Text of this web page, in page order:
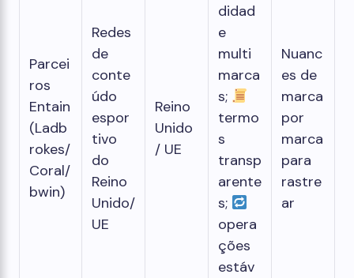
Parcei
ros
Entain
(Ladb
rokes/
Coral/
bwin)
Redes
de
conte
údo
espor
tivo
do
Reino
Unido/
UE
Reino
Unido
/ UE
didad
e
multi
marca
s;
termo
s
transp
arente
s;
opera
ções
estáv
Nuanc
es de
marca
por
marca
para
rastre
ar